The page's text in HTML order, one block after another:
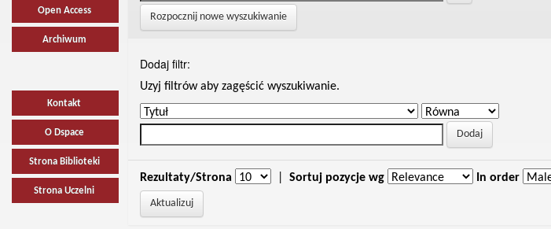
Open Access
Archiwum
Kontakt
O Dspace
Strona Biblioteki
Strona Uczelni
Rozpocznij nowe wyszukiwanie
Dodaj filtr:
Uzyj filtrów aby zagęścić wyszukiwanie.
Rezultaty/Strona Sortuj pozycje wg In order